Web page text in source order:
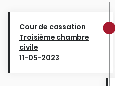
Cour de cassation
Troisième chambre
civile
11-05-2023